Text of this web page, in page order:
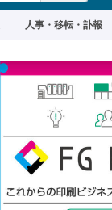
人事・移転・訃報